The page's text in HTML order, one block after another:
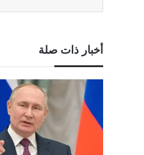
أخبار ذات صلة